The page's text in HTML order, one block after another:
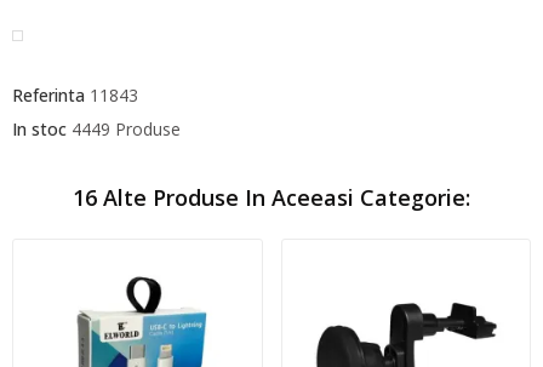
Referinta 11843
In stoc 4449 Produse
16 Alte Produse In Aceeasi Categorie: